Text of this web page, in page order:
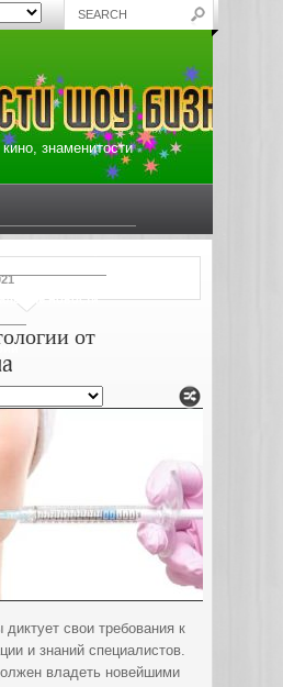
знаменитости
новости
от
диктует свои требования к
и знаний специалистов.
владеть новейшими